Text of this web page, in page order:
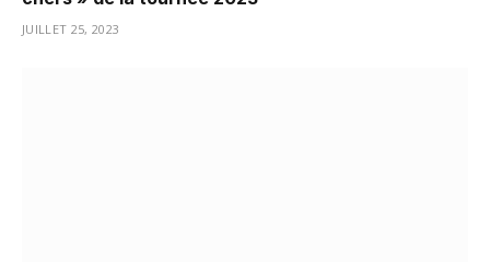
JUILLET 25, 2023